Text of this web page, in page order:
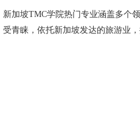
新加坡TMC学院热门专业涵盖多个
受青睐，依托新加坡发达的旅游业